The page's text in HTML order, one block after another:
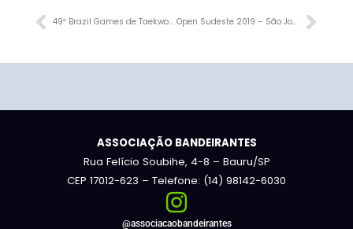
Anterior 49º Brazil Games de Taekwondo – 2019 Open Sudeste 2019 – São José dos Campos/SP
ASSOCIAÇÃO BANDEIRANTES
Rua Felício Soubihe, 4-8 – Bauru/SP
CEP 17012-623 – Telefone: (14) 98142-6030
@associacaobandeirantes